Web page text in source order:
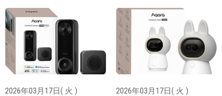
2026年03月17日( 火 ) 2026年03月17日( 火 )